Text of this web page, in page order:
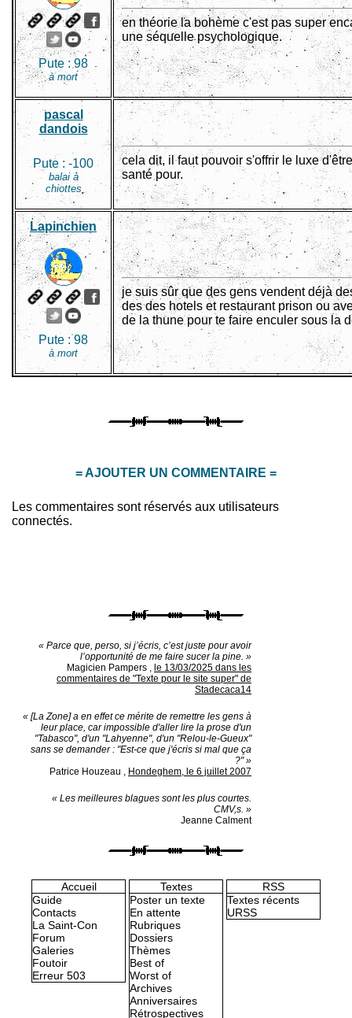
Pute : 98
à mort
en théorie la bohème c'est pas super
une séquelle psychologique.
pascal
dandois
Pute : -100
balai à
chiottes
cela dit, il faut pouvoir s'offrir le luxe
santé pour.
Lapinchien
Pute :98
à mort
je suis sûr que des gens vendent déjà
des des hotels et restaurant prison ou
de la thune pour te faire enculer sous la
= AJOUTER UN COMMENTAIRE =
Les commentaires sont réservés aux utilisateurs
connectés.
« Parce que, perso, si j’écris, c’est juste pour avoir
l’opportunité de me faire sucer la pine. »
Magicien Pampers , le 13/03/2025 dans les
commentaires de "Texte pour le site super" de
Stadecaca14
« [La Zone] a en effet ce mérite de remettre les gens à
leur place, car impossible d'aller lire la prose d'un
"Tabasco", d'un "Lahyenne", d'un "Relou-le-Gueux"
sans se demander : "Est-ce que j'écris si mal que ça
?" »
Patrice Houzeau , Hondeghem, le 6 juillet 2007
« Les meilleures blagues sont les plus courtes.
CMV,s. »
Jeanne Calment
Accueil
Guide
Contacts
La Saint-Con
Forum
Galeries
Foutoir
Erreur 503
Textes
Poster un texte
En attente
Rubriques
Dossiers
Thèmes
Best of
Worst of
Archives
Anniversaires
Rétrospectives
RSS
Textes récents
URSS